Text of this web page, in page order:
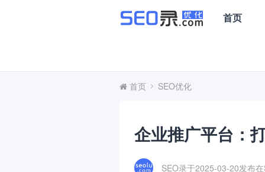
首页
首页 SEO优化
企业推广平台：
SEO录于2025-03-20发布在